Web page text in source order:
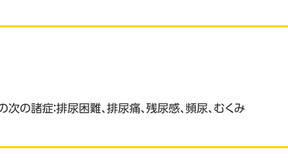
の諸症：排尿困難、排尿痛、残尿感、頻尿、むくみ